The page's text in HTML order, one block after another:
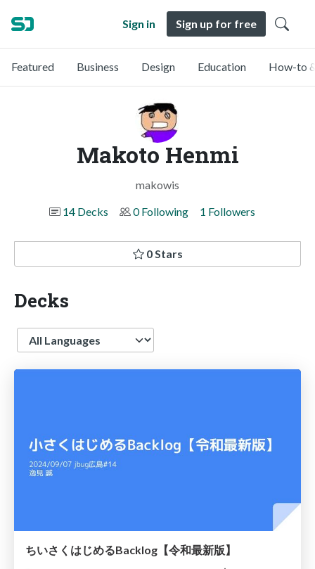
Sign in Sign up for free
Featured Business Design Education How-to
Makoto Henmi
makowis
14 Decks
0 Following 1 Followers
0 Stars
Decks
Language
ちいさくはじめるBacklog【令和最新版】